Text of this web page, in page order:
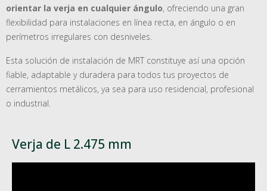
orientar la verja en cualquier ángulo, ofreciendo una gran
flexibilidad para instalaciones en línea recta, en ángulo o en
perímetros irregulares con desniveles.
Esta solución de instalación de MRT constituye así una opción
fiable, adaptable y duradera para todos tus proyectos de
cerramientos metálicos, ya sea para uso residencial, profesional
o industrial.
Verja de L 2.475 mm